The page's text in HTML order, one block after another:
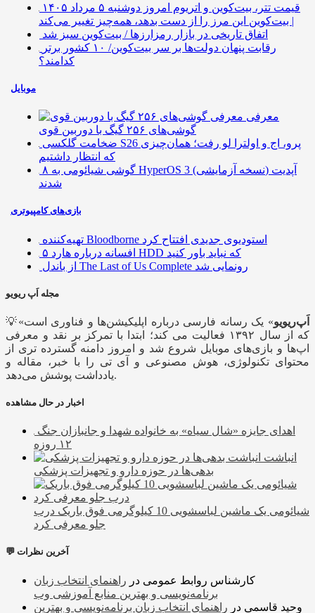
قیمت تتر، بیت‌کوین و اتریوم امروز دوشنبه ۵ مرداد ۱۴۰۵
| بیت‌کوین این مرز را از دست بدهد، همه‌چیز تغییر می‌کند
اتفاق تاریخی در بازار رمزارزها / بیت‌کوین سبز شد
رقابت پنهان دولت‌ها بر سر بیت‌کوین/ ۱۰ کشور برتر
کدامند؟
موبایل
معرفی
گوشی‌های ۲۵۶ گیگ با دوربین قوی
ضخامت گلکسی S26 پرو، اج و اولترا لو رفت؛ همان‌چیزی
که انتظار داشتیم
۸ گوشی شیائومی به HyperOS 3 (نسخه آزمایشی) آپدیت
شدند
بازی‌های کامپیوتری
تهیه‌کننده Bloodborne استودیوی جدیدی افتتاح کرد
۵ افسانه درباره هارد HDD که نباید باور کنید
از باندل The Last of Us Complete رونمایی شد
مجله اَپ ریویو
💡« اَپ‌ریویو» یک رسانه فارسی درباره اپلیکیشن‌ها و فناوری است
که از سال ۱۳۹۲ فعالیت می کند؛ ابتدا با تمرکز بر نقد و معرفی
اپ‌ها و بازی‌های موبایل شروع شد و امروز دامنه گسترده تری از
محتوای تکنولوژی، هوش مصنوعی و آی تی را با خبر، مقاله و
یادداشت پوشش می‌دهد.
اخبار در حال مشاهده
اهدای جایزه «شال سیاه» به خانواده شهدا و جانبازان جنگ
۱۲ روزه
انباشت
بدهی‌ها در حوزه دارو و تجهیزات پزشکی
شیائومی یک ماشین لباسشویی 10 کیلوگرمی فوق باریک درب
جلو معرفی کرد
💬 آخرین نظرات
کارشناس روابط عمومی در راهنمای انتخاب زبان
برنامه‌نویسی و بهترین منابع آموزشی وب
وحید قاسمی در راهنمای انتخاب زبان برنامه‌نویسی و بهترین